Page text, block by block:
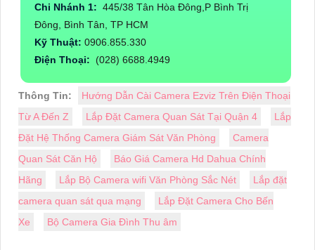
Chi Nhánh 1: 445/38 Tân Hòa Đông,P Bình Trị
Đông, Bình Tân, TP HCM
Kỹ Thuật: 0906.855.330
Điện Thoại: (028) 6688.4949
Thông Tin:
Hướng Dẫn Cài Camera Ezviz Trên Điện Thoại
Từ A Đến Z
Lắp Đặt Camera Quan Sát Tại Quận 4
Lắp
Đặt Hệ Thống Camera Giám Sát Văn Phòng
Camera
Quan Sát Căn Hộ
Báo Giá Camera Hd Dahua Chính
Hãng
Lắp Bộ Camera wifi Văn Phòng Sắc Nét
Lắp đặt
camera quan sát qua mạng
Lắp Đặt Camera Cho Bến
Xe
Bộ Camera Gia Đình Thu âm